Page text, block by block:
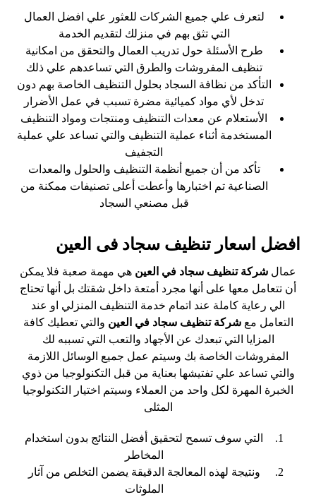
لتعرف علي جميع الشركات للعثور علي افضل العمال
التي تثق بهم في منزلك لتقديم الخدمة
طرح الأسئلة حول تدريب العمال والتحقق من امكانية
تنظيف المفروشات والطرق التي تساعدهم علي ذلك
التأكد من نظافة السجاد بحلول التنظيف الخاصة بهم دون
تدخل لأي مواد كميائية مضرة تسبب في عمل الأضرار
الأستعلام عن معدات التنظيف ومنتجات ومواد التنظيف
المستخدمة أثناء عملية التنظيف والتي تساعد علي عملية
التجفيف
تأكد من أن جميع أنظمة التنظيف والحلول والمعدات
الصناعية تم اختبارها وأعطت أعلى تصنيفات ممكنة من
قبل مصنعي السجاد
افضل اسعار تنظيف سجاد فى العين
عمال شركة تنظيف سجاد في العين هي مهمة صعبة فلا يمكن
أن تتعامل معها على أنها مجرد أمتعة داخل شقتك بل أنها تحتاج
الي رعاية كاملة عند اتمام خدمة التنظيف المنزلي او عند
التعامل معشركة تنظيف سجاد في العين والتي تعطيك كافة
المزايا التي تبعدك عن الأجهاد والتعب التي تسببه لك
المفروشات الخاصة بك وسيتم عمل جميع الوسائل اللازمة
والتي تساعد علي تفتيشها بعناية من قبل التكنولوجيا من ذوي
الخبرة المهرة لكل واحد من العملاء وسيتم اختيار التكنولوجيا
المثلى
التي سوف تسمح لتحقيق أفضل النتائج بدون استخدام
المخاطر
ونتيجة لهذه المعالجة الدقيقة يضمن التخلص من آثار
الملوثات